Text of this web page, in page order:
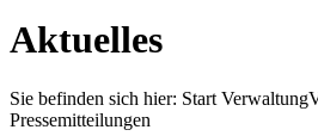
Aktuelles
Sie befinden sich hier: Start Verwaltung
Pressemitteilungen